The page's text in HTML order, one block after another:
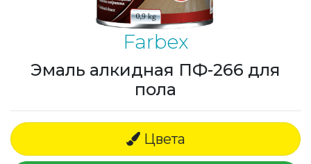
Farbex
Эмаль алкидная ПФ-266 для
пола
Цвета